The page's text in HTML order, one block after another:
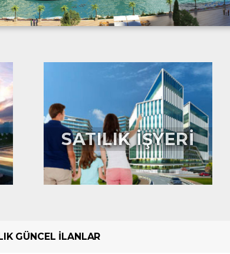
SATILIK İŞYERİ
GÜNCEL İLANLAR